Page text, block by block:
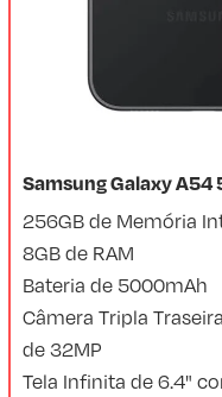
Samsung Galaxy A54
256GB de Memória
8GB de RAM
Bateria de 5000mAh
Câmera Tripla
de 32MP
Tela Infinita de 6.4"